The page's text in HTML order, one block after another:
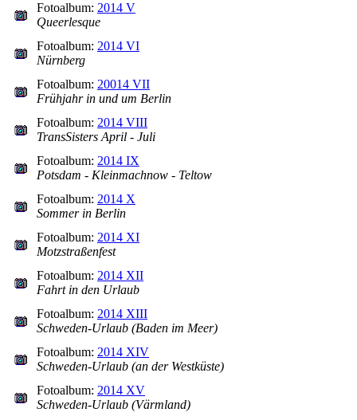
Fotoalbum: 2014 V
Queerlesque
Fotoalbum: 2014 VI
Nürnberg
Fotoalbum: 20014 VII
Frühjahr in und um Berlin
Fotoalbum: 2014 VIII
TransSisters April - Juli
Fotoalbum: 2014 IX
Potsdam - Kleinmachnow - Teltow
Fotoalbum: 2014 X
Sommer in Berlin
Fotoalbum: 2014 XI
Motzstraßenfest
Fotoalbum: 2014 XII
Fahrt in den Urlaub
Fotoalbum: 2014 XIII
Schweden-Urlaub (Baden im Meer)
Fotoalbum: 2014 XIV
Schweden-Urlaub (an der Westküste)
Fotoalbum: 2014 XV
Schweden-Urlaub (Värmland)